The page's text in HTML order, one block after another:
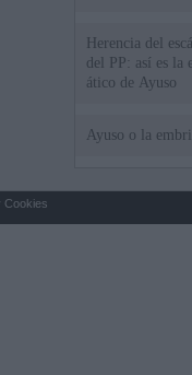
Herencia del
del PP: así es la
ático de Ayuso
Ayuso o la
Cookies